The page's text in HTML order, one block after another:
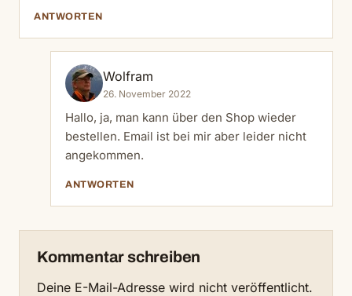
ANTWORTEN
Wolfram
26. November 2022
Hallo, ja, man kann über den Shop wieder
bestellen. Email ist bei mir aber leider nicht
angekommen.
ANTWORTEN
Kommentar schreiben
Deine E-Mail-Adresse wird nicht veröffentlicht.